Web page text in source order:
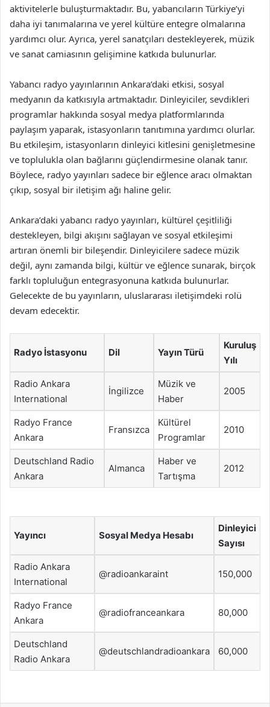
aktivitelerle buluşturmaktadır. Bu, yabancıların Türkiye’yi
daha iyi tanımalarına ve yerel kültüre entegre olmalarına
yardımcı olur. Ayrıca, yerel sanatçıları destekleyerek, müzik
ve sanat camiasının gelişimine katkıda bulunurlar.
Yabancı radyo yayınlarının Ankara’daki etkisi, sosyal
medyanın da katkısıyla artmaktadır. Dinleyiciler, sevdikleri
programlar hakkında sosyal medya platformlarında
paylaşım yaparak, istasyonların tanıtımına yardımcı olurlar.
Bu etkileşim, istasyonların dinleyici kitlesini genişletmesine
ve toplulukla olan bağlarını güçlendirmesine olanak tanır.
Böylece, radyo yayınları sadece bir eğlence aracı olmaktan
çıkıp, sosyal bir iletişim ağı haline gelir.
Ankara’daki yabancı radyo yayınları, kültürel çeşitliliği
destekleyen, bilgi akışını sağlayan ve sosyal etkileşimi
artıran önemli bir bileşendir. Dinleyicilere sadece müzik
değil, aynı zamanda bilgi, kültür ve eğlence sunarak, birçok
farklı topluluğun entegrasyonuna katkıda bulunurlar.
Gelecekte de bu yayınların, uluslararası iletişimdeki rolü
devam edecektir.
Radyo İstasyonu Dil Yayın Türü
Kuruluş
Yılı
Radio Ankara
International
İngilizce
Müzik ve
Haber
2005
Radyo France
Ankara
Fransızca
Kültürel
Programlar
2010
Deutschland Radio
Ankara
Almanca
Haber ve
Tartışma
2012
Yayıncı Sosyal Medya Hesabı
Dinleyici
Sayısı
Radio Ankara
International
@radioankaraint 150,000
Radyo France
Ankara
@radiofranceankara 80,000
Deutschland
Radio Ankara
@deutschlandradioankara 60,000